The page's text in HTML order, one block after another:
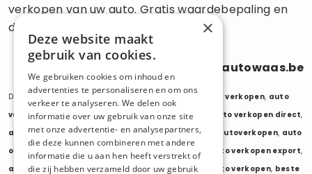
verkopen van uw auto. Gratis waardebepaling en
directe uitbetaling.
info@autowaas.be
Diensten: auto verkopen auto export verkopen, auto
verkopen export,auto verkopen zonder keuring auto verkopen direct,
auto tweedehands verkopen,mijn auto verkopen autoverkopen, auto
opkopers
opkoper auto , export auto verkopen auto verkopen export,
auto opkoper export,opkopen van auto's,oude auto verkopen, beste
×
Deze website maakt
gebruik van cookies.
We gebruiken cookies om inhoud en
advertenties te personaliseren en om ons
verkeer te analyseren. We delen ook
informatie over uw gebruik van onze site
met onze advertentie- en analysepartners,
die deze kunnen combineren met andere
informatie die u aan hen heeft verstrekt of
die zij hebben verzameld door uw gebruik